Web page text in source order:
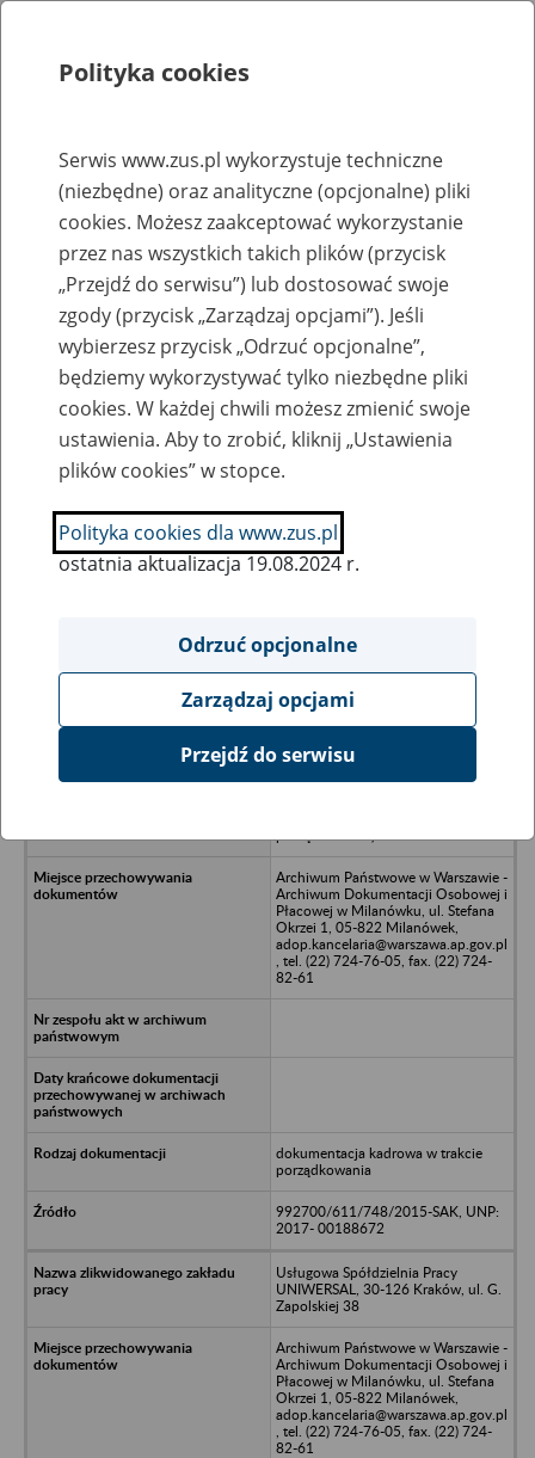
Rejestry, ewidencje i archiwa
Baza zlikwidowanych lub
przekształconych zakładów pracy
Nazwa zakładu pracy:
SZUKAJ
Ukryj wszystkie pozycje bazy
V-SYSTEM Sp. z o.o. w likwidacji, 60-
Archiwum Państwowe w Warszawie -
Archiwum Dokumentacji Osobowej i
Płacowej w Milanówku, ul. Stefana
Okrzei 1, 05-822 Milanówek,
adop.kancelaria@warszawa.ap.gov.pl
, tel. (22) 724-76-05, fax. (22) 724-
82-61
dokumentacja kadrowa w trakcie
porządkowania
992700/611/748/2015-SAK, UNP:
2017- 00188672
Usługowa Spółdzielnia Pracy
UNIWERSAL, 30-126 Kraków, ul. G.
Zapolskiej 38
Archiwum Państwowe w Warszawie -
Archiwum Dokumentacji Osobowej i
Płacowej w Milanówku, ul. Stefana
Okrzei 1, 05-822 Milanówek,
adop.kancelaria@warszawa.ap.gov.pl
, tel. (22) 724-76-05, fax. (22) 724-
82-61
Polityka cookies
Serwis www.zus.pl wykorzystuje techniczne
(niezbędne) oraz analityczne (opcjonalne) pliki
cookies. Możesz zaakceptować wykorzystanie
przez nas wszystkich takich plików (przycisk
„Przejdź do serwisu”) lub dostosować swoje
zgody (przycisk „Zarządzaj opcjami”). Jeśli
wybierzesz przycisk „Odrzuć opcjonalne”,
będziemy wykorzystywać tylko niezbędne pliki
cookies. W każdej chwili możesz zmienić swoje
ustawienia. Aby to zrobić, kliknij „Ustawienia
plików cookies” w stopce.
Polityka cookies dla www.zus.pl
ostatnia aktualizacja 19.08.2024 r.
Odrzuć opcjonalne
Zarządzaj opcjami
Przejdź do serwisu